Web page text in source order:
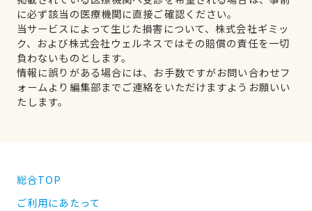
に必ず該当の医療機関に直接ご確認ください。
当サービスによって生じた損害について、株式会社ギミッ
ク、および株式会社ウェルネスではその賠償の責任を一切
負わないものとします。
情報に誤りがある場合には、お手数ですがお問い合わせフ
ォームより編集部までご連絡をいただけますようお願いい
たします。
総合TOP
ご利用にあたって